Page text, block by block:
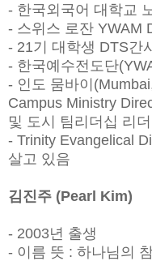
- 한국외국어 대학교
- 스위스 로잔 YWAM
- 21기 대학생 DTS간
- 한국예수전도단
- 인도 뭄바이
Campus Ministry
및 도시 팀리더십 리더
- Trinity Evangelical
살고 있음
김진주 (Pearl Kim)
- 2003년 출생
- 이름 뜻 : 하나님의